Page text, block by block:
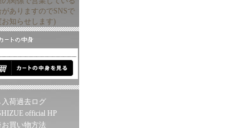
がありますのでSNSで
お知らせします)
荷過去ログ
official HP
買い物方法